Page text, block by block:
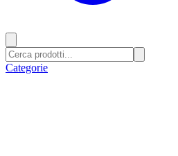
Categorie